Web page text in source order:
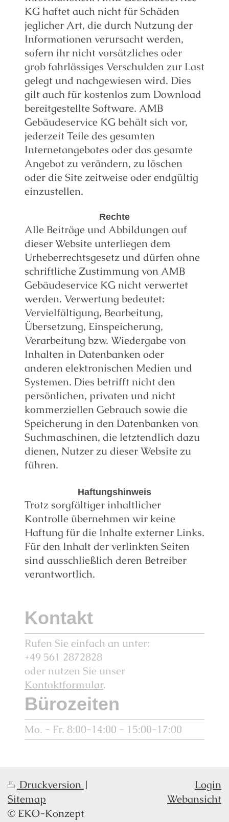
KG haftet auch nicht für Schäden
jeglicher Art, die durch Nutzung der
Informationen verursacht werden,
sofern ihr nicht vorsätzliches oder
grob fahrlässiges Verschulden zur Last
gelegt und nachgewiesen wird. Dies
gilt auch für kostenlos zum Download
bereitgestellte Software. AMB
Gebäudeservice KG behält sich vor,
jederzeit Teile des gesamten
Internetangebotes oder das gesamte
Angebot zu verändern, zu löschen
oder die Site zeitweise oder endgültig
einzustellen.
Rechte
Alle Beiträge und Abbildungen auf
dieser Website unterliegen dem
Urheberrechtsgesetz und dürfen ohne
schriftliche Zustimmung von AMB
Gebäudeservice KG nicht verwertet
werden. Verwertung bedeutet:
Vervielfältigung, Bearbeitung,
Übersetzung, Einspeicherung,
Verarbeitung bzw. Wiedergabe von
Inhalten in Datenbanken oder
anderen elektronischen Medien und
Systemen. Dies betrifft nicht den
persönlichen, privaten und nicht
kommerziellen Gebrauch sowie die
Speicherung in den Datenbanken von
Suchmaschinen, die letztendlich dazu
dienen, Nutzer zu dieser Website zu
führen.
Haftungshinweis
Trotz sorgfältiger inhaltlicher
Kontrolle übernehmen wir keine
Haftung für die Inhalte externer Links.
Für den Inhalt der verlinkten Seiten
sind ausschließlich deren Betreiber
verantwortlich.
Kontakt
Rufen Sie einfach an unter:
+49 561 2872828
oder nutzen Sie unser
Kontaktformular.
Bürozeiten
Mo. - Fr. 8:00-14:00 - 15:00-17:00
Druckversion |
Sitemap
© EKO-Konzept
Login
Webansicht